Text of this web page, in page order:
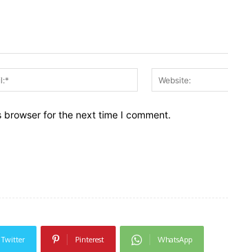
Email:*
browser for the next time I comment.
Twitter Pinterest WhatsApp